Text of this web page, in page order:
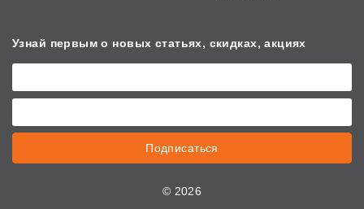
Узнай первым о новых статьях, скидках, акциях
Подписаться
© 2026